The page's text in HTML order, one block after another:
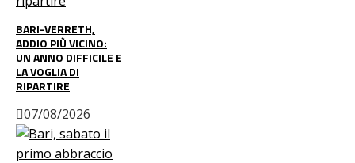
BARI-VERRETH,
ADDIO PIÙ VICINO:
UN ANNO DIFFICILE E
LA VOGLIA DI
RIPARTIRE
07/08/2026